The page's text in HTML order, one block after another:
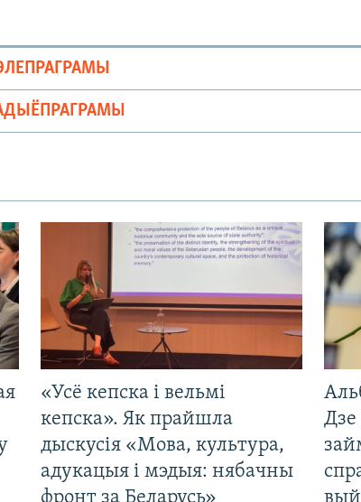
«Усё кепска і вельмі
кепска». Як прайшла
дыскусія «Мова, культура,
адукацыя і мэдыя: нябачны